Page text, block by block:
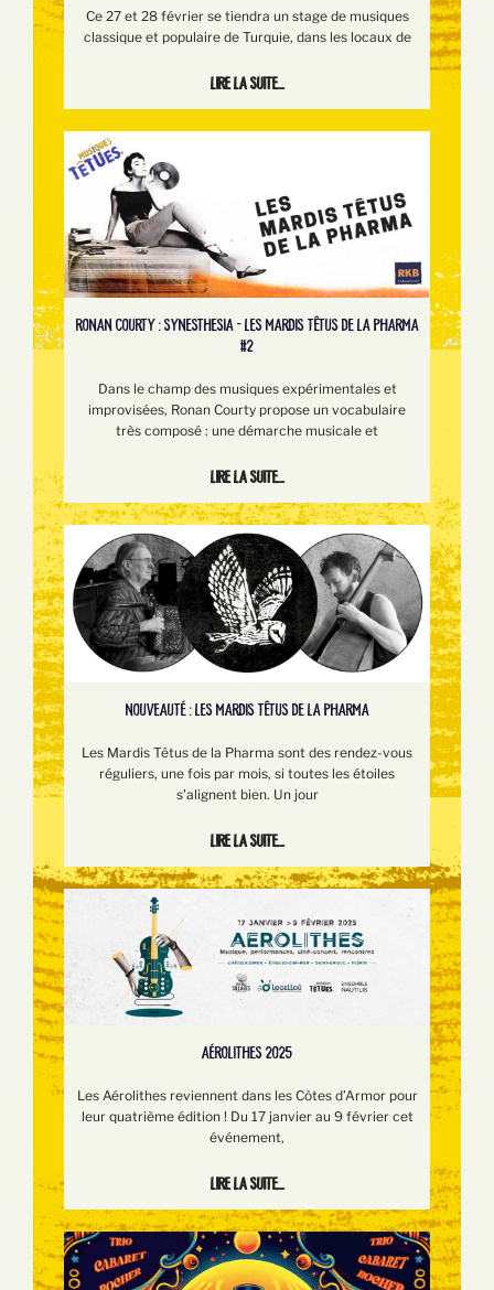
Ce 27 et 28 février se tiendra un stage de musiques
classique et populaire de Turquie, dans les locaux de
Lire la suite...
RONAN COURTY : SYNESTHESIA - LES MARDIS TÊTUS DE LA PHARMA
#2
Dans le champ des musiques expérimentales et
improvisées, Ronan Courty propose un vocabulaire
très composé : une démarche musicale et
Lire la suite...
NOUVEAUTÉ : LES MARDIS TÊTUS DE LA PHARMA
Les Mardis Têtus de la Pharma sont des rendez-vous
réguliers, une fois par mois, si toutes les étoiles
s'alignent bien. Un jour
Lire la suite...
AÉROLITHES 2025
Les Aérolithes reviennent dans les Côtes d’Armor pour
leur quatrième édition ! Du 17 janvier au 9 février cet
événement,
Lire la suite...